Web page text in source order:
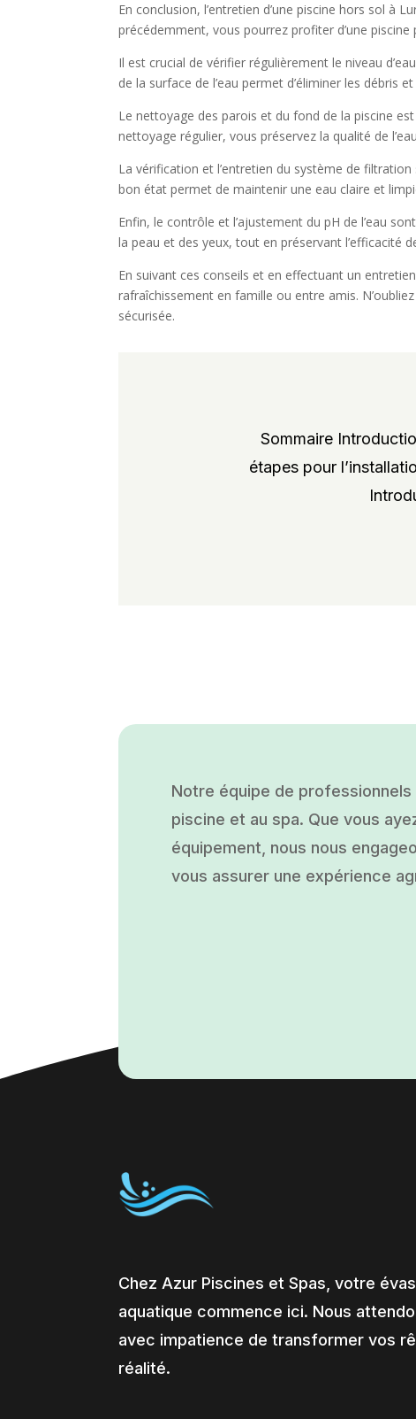
En conclusion, l’entretien d’une piscine hors sol à
précédemment, vous pourrez profiter d’une
Il est crucial de vérifier régulièrement le niveau
de la surface de l’eau permet d’éliminer les débris
Le nettoyage des parois et du fond de la piscine
nettoyage régulier, vous préservez la qualité de
La vérification et l’entretien du système de
bon état permet de maintenir une eau claire et
Enfin, le contrôle et l’ajustement du pH de l’eau
la peau et des yeux, tout en préservant l’efficacité
En suivant ces conseils et en effectuant un
rafraîchissement en famille ou entre amis.
sécurisée.
Sommaire
étapes pour
Notre équipe de
piscine et au spa. Que vous
équipement, nous nous
vous assurer une expérience
Chez Azur Piscines et Spas, votre
aquatique commence ici. Nous
avec impatience de transformer vos
réalité.